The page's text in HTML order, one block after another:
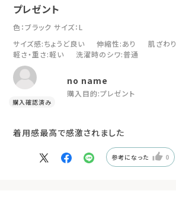
プレゼント
色：ブラック サイズ：L
サイズ感:ちょうど良い 伸縮性:あり 肌ざわり
軽さ・重さ:軽い 洗濯時のシワ:普通
no name
購入目的:プレゼント
着用感最高で感激されました
参考になった 0